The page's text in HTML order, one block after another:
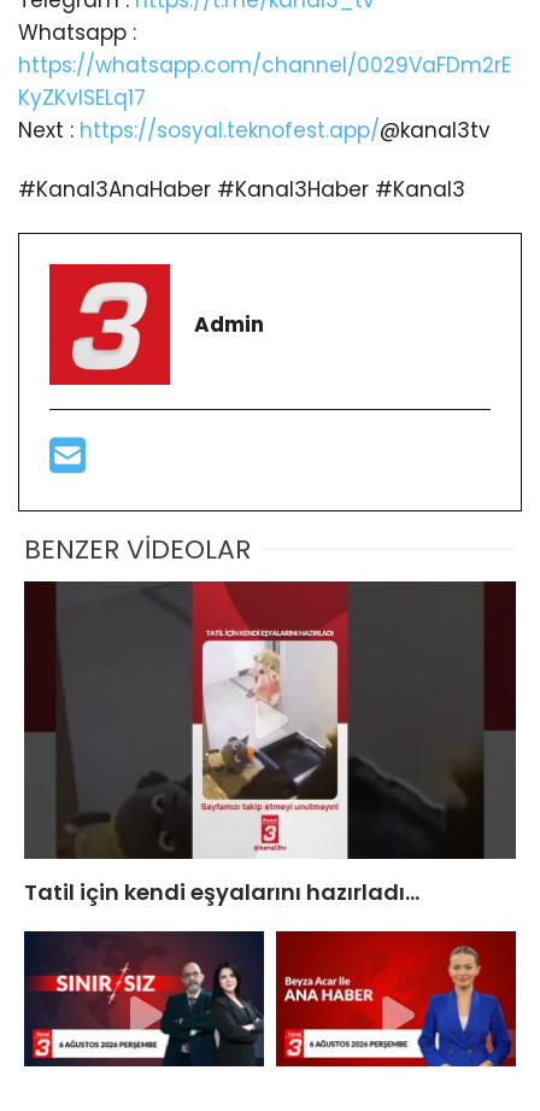
Whatsapp :
https://whatsapp.com/channel/0029VaFDm2rE
KyZKvlSELq17
Next : https://sosyal.teknofest.app/@kanal3tv
#Kanal3AnaHaber #Kanal3Haber #Kanal3
Admin
BENZER VİDEOLAR
Tatil için kendi eşyalarını hazırladı…